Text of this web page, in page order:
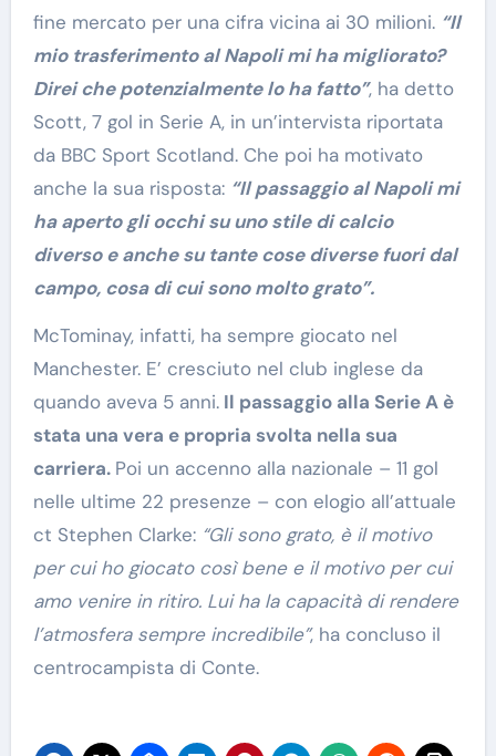
fine mercato per una cifra vicina ai 30 milioni. “Il
mio trasferimento al Napoli mi ha migliorato?
Direi che potenzialmente lo ha fatto”, ha detto
Scott, 7 gol in Serie A, in un’intervista riportata
da BBC Sport Scotland. Che poi ha motivato
anche la sua risposta: “Il passaggio al Napoli mi
ha aperto gli occhi su uno stile di calcio
diverso e anche su tante cose diverse fuori dal
campo, cosa di cui sono molto grato”.
McTominay, infatti, ha sempre giocato nel
Manchester. E’ cresciuto nel club inglese da
quando aveva 5 anni.Il passaggio alla Serie A è
stata una vera e propria svolta nella sua
carriera. Poi un accenno alla nazionale – 11 gol
nelle ultime 22 presenze – con elogio all’attuale
ct Stephen Clarke:“Gli sono grato, è il motivo
per cui ho giocato così bene e il motivo per cui
amo venire in ritiro. Lui ha la capacità di rendere
l’atmosfera sempre incredibile”, ha concluso il
centrocampista di Conte.